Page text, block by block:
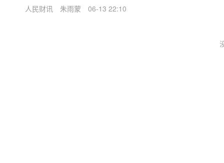
人民财讯
朱雨蒙 06-13 22:10